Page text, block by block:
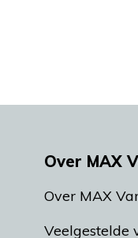
Over MAX
Over MAX
Veelgestelde